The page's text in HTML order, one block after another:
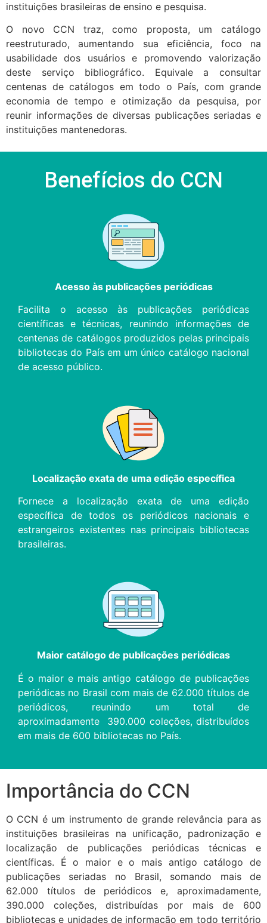
instituições brasileiras de ensino e pesquisa.
O novo CCN traz, como proposta, um catálogo
reestruturado, aumentando sua eficiência, foco na
usabilidade dos usuários e promovendo valorização
deste serviço bibliográfico. Equivale a consultar
centenas de catálogos em todo o País, com grande
economia de tempo e otimização da pesquisa, por
reunir informações de diversas publicações seriadas e
instituições mantenedoras.
Benefícios do CCN
Acesso às publicações periódicas
Facilita o acesso às publicações periódicas
científicas e técnicas, reunindo informações de
centenas de catálogos produzidos pelas principais
bibliotecas do País em um único catálogo nacional
de acesso público.
Localização exata de uma edição específica
Fornece a localização exata de uma edição
específica de todos os periódicos nacionais e
estrangeiros existentes nas principais bibliotecas
brasileiras.
Maior catálogo de publicações periódicas
É o maior e mais antigo catálogo de publicações
periódicas no Brasil com mais de 62.000 títulos de
periódicos, reunindo um total de
aproximadamente 390.000 coleções, distribuídos
em mais de 600 bibliotecas no País.
Importância do CCN
O CCN é um instrumento de grande relevância para as
instituições brasileiras na unificação, padronização e
localização de publicações periódicas técnicas e
científicas. É o maior e o mais antigo catálogo de
publicações seriadas no Brasil, somando mais de
62.000 títulos de periódicos e, aproximadamente,
390.000 coleções, distribuídas por mais de 600
bibliotecas e unidades de informação em todo território